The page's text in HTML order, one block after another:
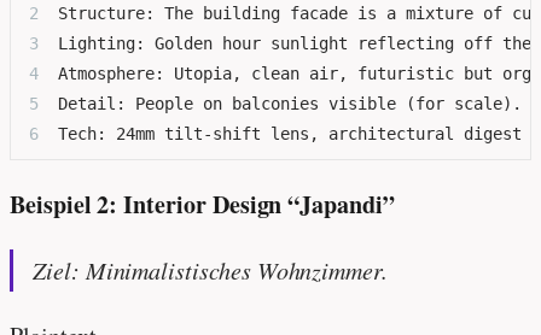
Structure: The building facade is a mixture of
Lighting: Golden hour sunlight reflecting off the
Atmosphere: Utopia, clean air, futuristic but
Detail: People on balconies visible (for scale).
Tech: 24mm tilt-shift lens, architectural digest
Beispiel 2: Interior Design “Japandi”
Ziel: Minimalistisches Wohnzimmer.